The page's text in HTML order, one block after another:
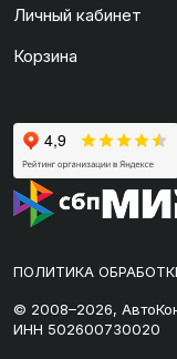
Личный кабинет
Корзина
ПОЛИТИКА
© 2008–2026,
ИНН 502600730020